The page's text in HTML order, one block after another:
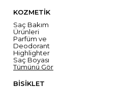
KOZMETİK
Saç Bakım
Ürünleri
Parfüm ve
Deodorant
Highlighter
Saç Boyası
Tümünü Gör
BİSİKLET